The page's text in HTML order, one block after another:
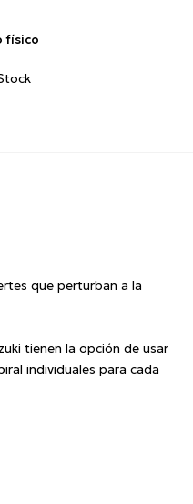
físico
que perturban a la
tienen la opción de usar
individuales para cada